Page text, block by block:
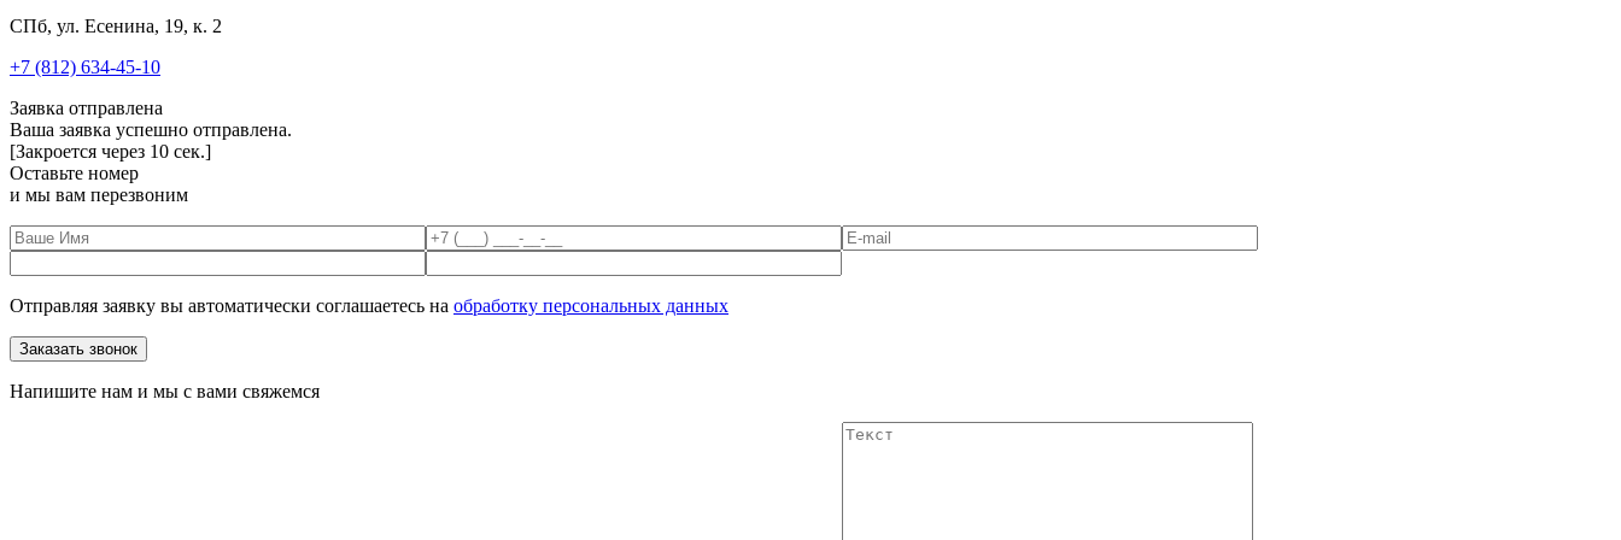
СПб, ул. Есенина, 19, к. 2
+7 (812) 634-45-10
Заявка отправлена
Ваша заявка успешно отправлена.
[Закроется через 10 сек.]
Оставьте номер
и мы вам перезвоним
Отправляя заявку вы автоматически соглашаетесь на обработку персональных данных
Напишите нам и мы с вами свяжемся